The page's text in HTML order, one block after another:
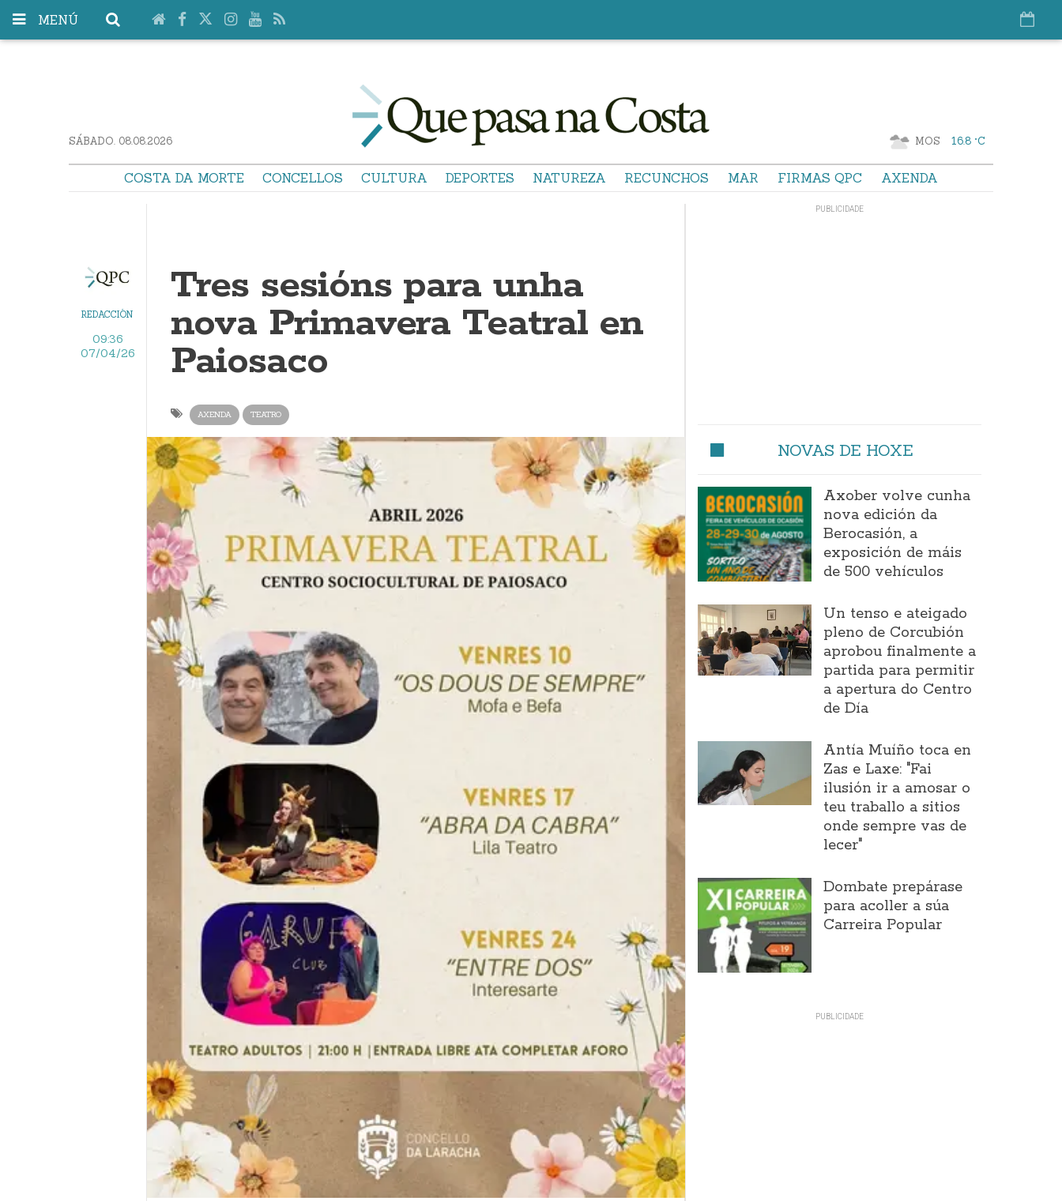
MENÚ
SÁBADO. 08.08.2026 MOS 16.8 °C
COSTA DA MORTE CONCELLOS CULTURA DEPORTES NATUREZA RECUNCHOS MAR FIRMAS QPC AXENDA
REDACCIÓN
09:36
07/04/26
Tres sesións para unha
nova Primavera Teatral en
Paiosaco
AXENDA TEATRO
NOVAS DE HOXE
Axober volve cunha
nova edición da
Berocasión, a
exposición de máis
de 500 vehículos
Un tenso e ateigado
pleno de Corcubión
aprobou finalmente a
partida para permitir
a apertura do Centro
de Día
Antía Muíño toca en
Zas e Laxe: "Fai
ilusión ir a amosar o
teu traballo a sitios
onde sempre vas de
lecer"
Dombate prepárase
para acoller a súa
Carreira Popular